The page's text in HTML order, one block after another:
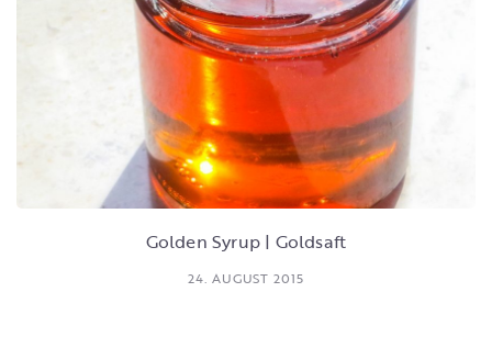
Golden Syrup | Goldsaft
24. AUGUST 2015